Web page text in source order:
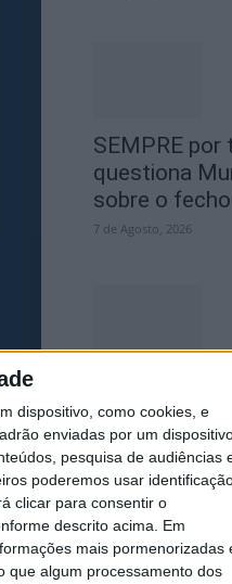
dispositivo, como cookies, e
enviadas por um
pesquisa de audiências
poderemos usar
clicar para consentir o
descrito acima. Em
mais pormenorizadas
que algum processamento dos
SEMPRE
questiona
sobre o
7 de Agosto, 2026
Academia
artes na
7 de Agosto, 2026